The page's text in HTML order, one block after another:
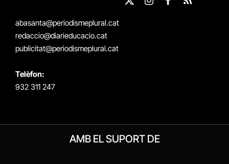
abasanta@periodismeplural.cat
redaccio@diarieducacio.cat
publicitat@periodismeplural.cat
Telèfon:
932 311 247
X
InstagramFacebook
RSS
AMB EL SUPORT DE